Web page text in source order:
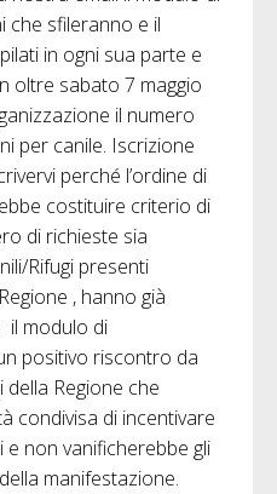
che sfileranno e il
in ogni sua parte e
oltre sabato 7 maggio
il numero
per canile. Iscrizione
perché l’ordine di
costituire criterio di
di richieste sia
Rifugi presenti
, hanno già
il modulo di
positivo riscontro da
Regione che
condivisa di incentivare
non vanificherebbe gli
manifestazione.